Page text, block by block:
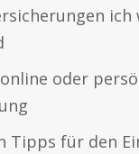
oder
Tipps für den